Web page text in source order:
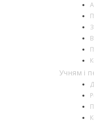
Учням і